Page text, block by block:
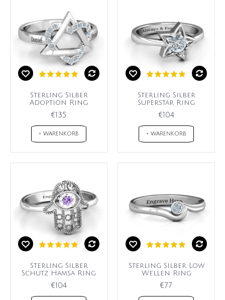
Sterling Silber
Adoption Ring
€135
+ WARENKORB
Sterling Silber
Superstar Ring
€104
+ WARENKORB
Sterling Silber
Schutz Hamsa Ring
€104
Sterling Silber Low
Wellen Ring
€77